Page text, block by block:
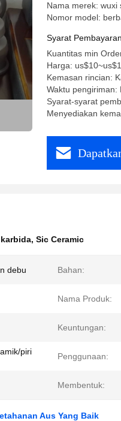
Nama merek: wuxi
Nomor model:
Syarat
Kuantitas min
Harga:
Kemasan rincian:
Waktu pengiriman:
Syarat-syarat
Menyediakan
, Sic Ceramic
debu Bahan:
Nama Produk:
Keuntungan:
piri
Penggunaan:
Membentuk:
Aus Yang Baik